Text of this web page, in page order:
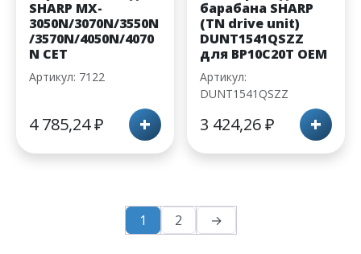
SHARP MX-
3050N/3070N/3550N
/3570N/4050N/4070
N CET
Артикул: 7122
4 785,24₽ +
барабана SHARP
(TN drive unit)
DUNT1541QSZZ
для BP10C20T OEM
Артикул:
DUNT1541QSZZ
3 424,26₽ +
1 2 →